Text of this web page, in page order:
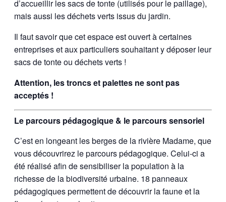
d’accueillir les sacs de tonte (utilisés pour le paillage),
mais aussi les déchets verts issus du jardin.
Il faut savoir que cet espace est ouvert à certaines
entreprises et aux particuliers souhaitant y déposer leur
sacs de tonte ou déchets verts !
Attention, les troncs et palettes ne sont pas
acceptés !
Le parcours pédagogique & le parcours sensoriel
C’est en longeant les berges de la rivière Madame, que
vous découvrirez le parcours pédagogique. Celui-ci a
été réalisé afin de sensibiliser la population à la
richesse de la biodiversité urbaine. 18 panneaux
pédagogiques permettent de découvrir la faune et la